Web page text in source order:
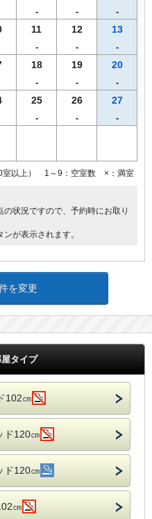
19：20・20：00・21：20
・19：40・21：00
なります。
機＆枕元にＵＳＢコンセント
- - -
11
-
12
-
13
-
18
-
19
-
20
-
25
-
26
-
27
-
室以上） 1～9：空室数 ×：満室
状況ですので、予約時にお取り
が表示されます。
を変更
タイプ
102㎝
ド120㎝
ド120㎝
㎝